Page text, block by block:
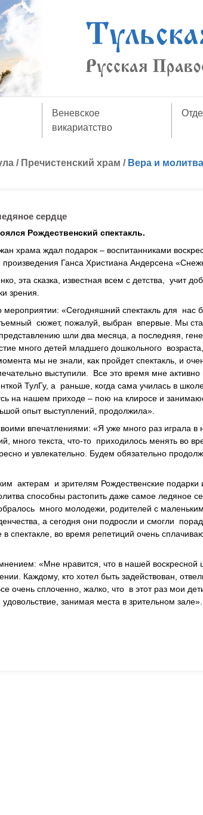
Веневское
викариатство
/ Пречистенский храм / Вера и
сердце
Рождественский спектакль.
храма ждал подарок – воспитанниками
Ганса Христиана Андерсена
эта сказка, известная всем с детства, учит
зрения.
мероприятии: «Сегодняшний спектакль для
сюжет, пожалуй, выбран впервые. Мы
шли два месяца, а последняя,
много детей младшего дошкольного
мы не знали, как пройдет спектакль, и
выступили. Все это время мне
ТулГу, а раньше, когда сама училась в
на нашем приходе – пою на клиросе и
опыт выступлений, продолжила».
впечатлениями: «Я уже много раз играла в
текста, что-то приходилось менять во
и увлекательно. Будем обязательно
актерам и зрителям Рождественские подарки
способны растопить даже самое ледяное
много молодежи, родителей с
а сегодня они подросли и смогли
во время репетиций очень
«Мне нравится, что в нашей воскресной
Каждому, кто хотел быть задействован,
очень сплоченно, жалко, что в этот раз мои
занимая места в зрительном зале».